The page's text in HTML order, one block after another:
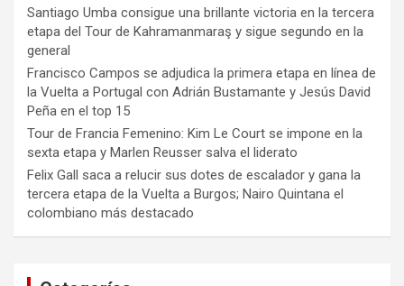
Santiago Umba consigue una brillante victoria en la tercera
etapa del Tour de Kahramanmaraş y sigue segundo en la
general
Francisco Campos se adjudica la primera etapa en línea de
la Vuelta a Portugal con Adrián Bustamante y Jesús David
Peña en el top 15
Tour de Francia Femenino: Kim Le Court se impone en la
sexta etapa y Marlen Reusser salva el liderato
Felix Gall saca a relucir sus dotes de escalador y gana la
tercera etapa de la Vuelta a Burgos; Nairo Quintana el
colombiano más destacado